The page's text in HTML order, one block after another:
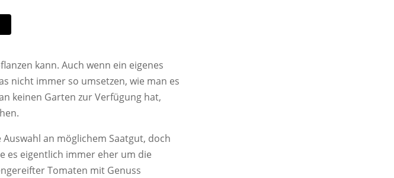
kann. Auch wenn ein eigenes
nicht immer so umsetzen, wie man es
keinen Garten zur Verfügung hat,
an möglichem Saatgut, doch
es eigentlich immer eher um die
Tomaten mit Genuss